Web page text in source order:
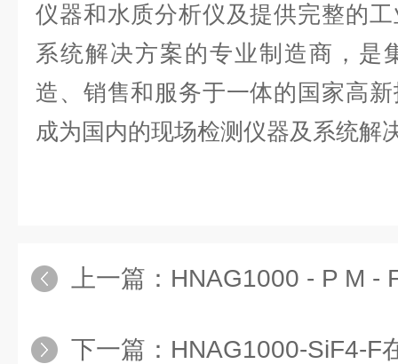
仪器和水质分析仪及提供完整的
系统解决方案的专业制造商，是
造、销售和服务于一体的国家高
成为国内的现场检测仪器及系统解
上一篇： HNAG1000 - P M -
下一篇： HNAG1000-SiF4-F在